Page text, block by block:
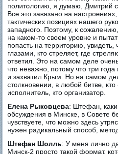
политологию, я думаю, Дмитрий
Все это завязано на настроениях,
тактических позициях нашего
западного. Поэтому, к
на каком-то своем уровне и
попасть на территорию, увидеть,
глазами, кто стреляет, где
ответил. Это на самом деле
что неважно, потому что три
и захватил Крым. Но на самом
столкновении, в любой битве,
исполнитель, кто организатор.
Елена Рыковцева: Штефан,
обсуждения в Минске, в Совете
чувствуете, что можно здесь
нужен радикальный способ,
Штефан Шолль: У меня лично
Минск-2 просто такой формат,